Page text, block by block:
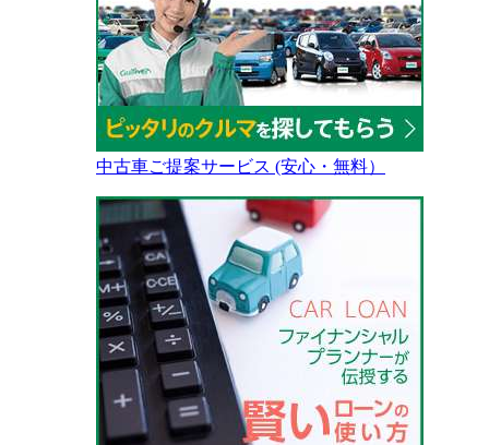
中古車ご提案サービス (安心・無料）